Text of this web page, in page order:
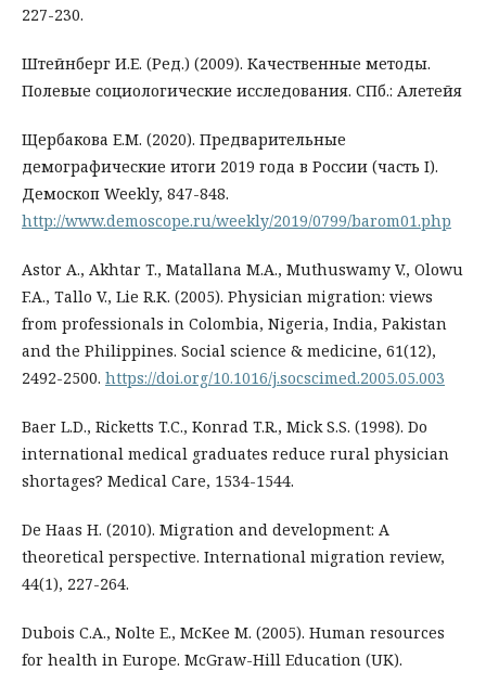
227-230.
Штейнберг И.Е. (Ред.) (2009). Качественные методы.
Полевые социологические исследования. СПб.: Алетейя
Щербакова Е.М. (2020). Предварительные
демографические итоги 2019 года в России (часть I).
Демоскоп Weekly, 847-848.
http://www.demoscope.ru/weekly/2019/0799/barom01.php
Astor A., Akhtar T., Matallana M.A., Muthuswamy V., Olowu
F.A., Tallo V., Lie R.K. (2005). Physician migration: views
from professionals in Colombia, Nigeria, India, Pakistan
and the Philippines. Social science & medicine, 61(12),
2492-2500. https://doi.org/10.1016/j.socscimed.2005.05.003
Baer L.D., Ricketts T.C., Konrad T.R., Mick S.S. (1998). Do
international medical graduates reduce rural physician
shortages? Medical Care, 1534-1544.
De Haas H. (2010). Migration and development: A
theoretical perspective. International migration review,
44(1), 227-264.
Dubois C.A., Nolte E., McKee M. (2005). Human resources
for health in Europe. McGraw-Hill Education (UK).